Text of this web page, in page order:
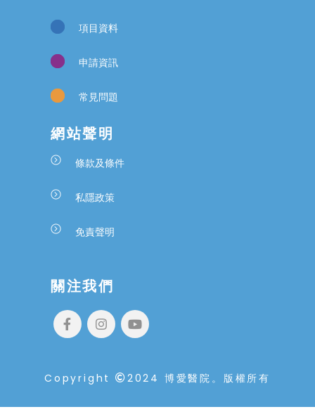
項目資料
申請資訊
常見問題
網站聲明
條款及條件
私隱政策
免責聲明
關注我們
Copyright 2024 博愛醫院。版權所有